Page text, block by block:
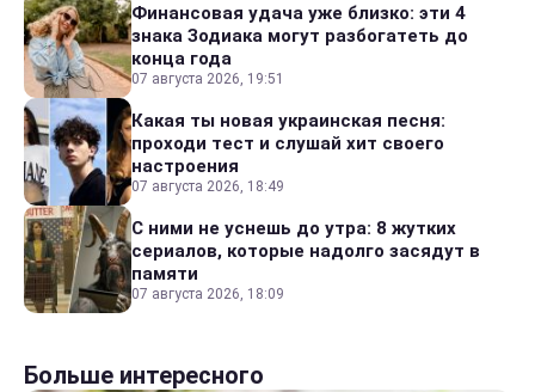
Финансовая удача уже близко: эти 4
знака Зодиака могут разбогатеть до
конца года
07 августа 2026, 19:51
Какая ты новая украинская песня:
проходи тест и слушай хит своего
настроения
07 августа 2026, 18:49
С ними не уснешь до утра: 8 жутких
сериалов, которые надолго засядут в
памяти
07 августа 2026, 18:09
Больше интересного